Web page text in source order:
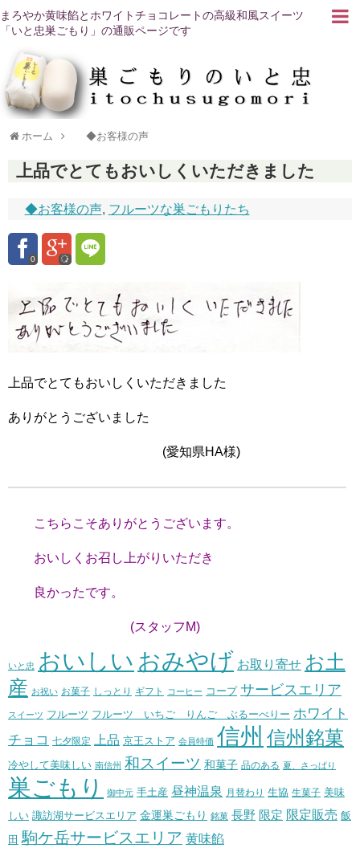
まろやか黄味餡とホワイトチョコレートの高級和風スイーツ
「いと忠巣ごもり」の通販ページです
ホーム ◆お客様の声
上品でとてもおいしくいただきました
◆お客様の声, フルーツな巣ごもりたち
0
上品でとてもおいしくいただきました
ありがとうございました
(愛知県HA様)
こちらこそありがとうございます。
おいしくお召し上がりいただき
良かったです。
(スタッフM)
いと忠 おいしい おみやげ お取り寄せ お土
産 お祝い お菓子 しっとり ギフト コーヒー コープ サービスエリア
スイーツ フルーツ フルーツ いちご りんご ぶるーべりー ホワイト
チョコ 七夕限定 上品 京王ストア 会員特価 信州 信州銘菓
冷やして美味しい 南信州 和スイーツ 和菓子 品のある 夏、さっぱり
巣ごもり 御中元 手土産 昼神温泉 月替わり 生協 生菓子 美味
しい 諏訪湖サービスエリア 金運巣ごもり 銘菓 長野 限定 限定販売 飯
田 駒ケ岳サービスエリア 黄味餡